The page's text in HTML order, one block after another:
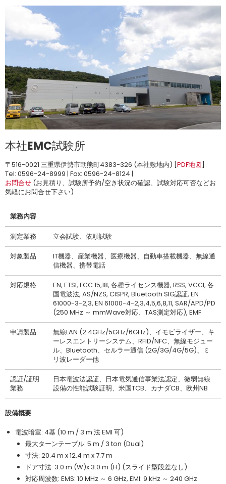
本社EMC試験所
〒516-0021 三重県伊勢市朝熊町4383-326 (本社敷地内) [PDF地図]
Tel: 0596-24-8999 | Fax: 0596-24-8124 |
お問合せ (お見積り、試験所予約/空き状況の確認、試験対応可否などお
気軽にお問合せ下さい)
業務内容
測定業務 立会試験、依頼試験
対象製品
IT機器、産業機器、医療機器、自動車搭載機器、無線通
信機器、携帯電話
対応規格
EN, ETSI, FCC 15,18, 各種ライセンス機器, RSS, VCCI, 各
国電波法, AS/NZS, CISPR, Bluetooth SIG認証, EN
61000-3-2,3, EN 61000-4-2,3,4,5,6,8,11, SAR/APD/PD
(250 MHz ～ mmWave対応、TAS測定対応), EMF
申請製品
無線LAN (2.4GHz/5GHz/6GHz)、イモビライザー、キ
ーレスエントリーシステム、RFID/NFC、無線モジュー
ル、Bluetooth、セルラー通信 (2G/3G/4G/5G)、ミ
リ波レーダー他
認証/証明
業務
日本電波法認証、日本電気通信事業法認定、微弱無線
設備の性能試験証明、米国TCB、カナダCB、欧州NB
設備概要
電波暗室: 4基 (10 m / 3 m 法 EMI 可)
最大ターンテーブル: 5 m / 3 ton (Dual)
寸法: 20.4 m x 12.4 m x 7.7 m
ドア寸法: 3.0 m (W)x 3.0 m (H) (スライド型段差なし)
対応周波数: EMS: 10 MHz ～ 6 GHz, EMI: 9 kHz ～ 240 GHz